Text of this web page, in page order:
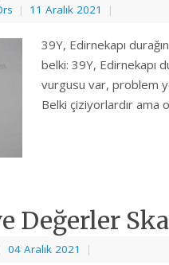
| 11 Aralık 2021 |
39Y, Edirnekapı
belki: 39Y, Edirnekapı
vurgusu var, problem
Belki çiziyorlardır ama
Değerler
04 Aralık 2021 |